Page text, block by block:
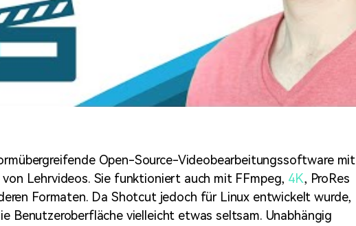
Open-Source-Videobearbeitungssoftware mit
Lehrvideos. Sie funktioniert auch mit FFmpeg, 4K, ProRes
Formaten. Da Shotcut jedoch für Linux entwickelt wurde,
Benutzeroberfläche vielleicht etwas seltsam. Unabhängig